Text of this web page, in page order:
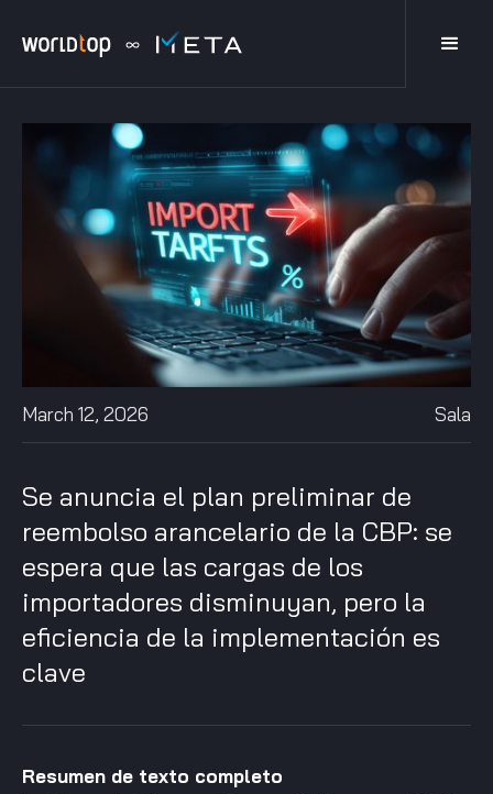
March 12, 2026 Sala
Se anuncia el plan preliminar de
reembolso arancelario de la CBP: se
espera que las cargas de los
importadores disminuyan, pero la
eficiencia de la implementación es
clave
Resumen de texto completo